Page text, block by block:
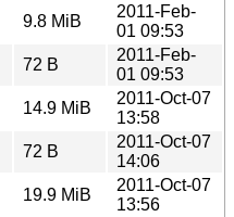
9.8 MiB
2011-Feb-
01 09:53
72 B
2011-Feb-
01 09:53
14.9 MiB
2011-Oct-07
13:58
72 B
2011-Oct-07
14:06
19.9 MiB
2011-Oct-07
13:56